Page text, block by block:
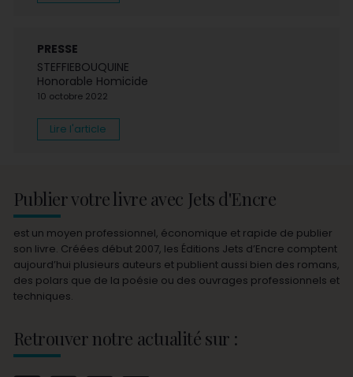
PRESSE
STEFFIEBOUQUINE
Honorable Homicide
10 octobre 2022
Lire l'article
Publier votre livre avec Jets d'Encre
est un moyen professionnel, économique et rapide de publier
son livre. Créées début 2007, les Éditions Jets d’Encre comptent
aujourd’hui plusieurs auteurs et publient aussi bien des romans,
des polars que de la poésie ou des ouvrages professionnels et
techniques.
Retrouver notre actualité sur :